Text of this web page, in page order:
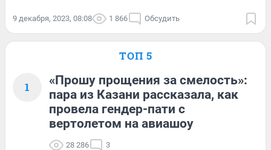
9 декабря, 2023, 08:08 1 866 Обсудить
ТОП 5
1
«Прошу прощения за смелость»:
пара из Казани рассказала, как
провела гендер-пати с
вертолетом на авиашоу
28 286 3